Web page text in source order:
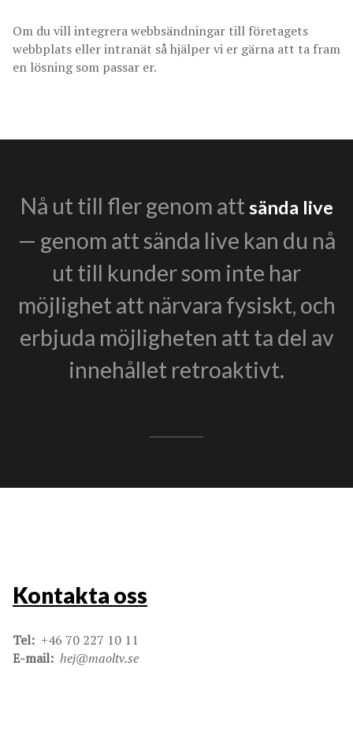
Om du vill integrera webbsändningar till företagets
webbplats eller intranät så hjälper vi er gärna att ta fram
en lösning som passar er.
Nå ut till fler genom att sända live
— genom att sända live kan du nå
ut till kunder som inte har
möjlighet att närvara fysiskt, och
erbjuda möjligheten att ta del av
innehållet retroaktivt.
Kontakta oss
Tel: +46 70 227 10 11
E-mail: hej@maoltv.se